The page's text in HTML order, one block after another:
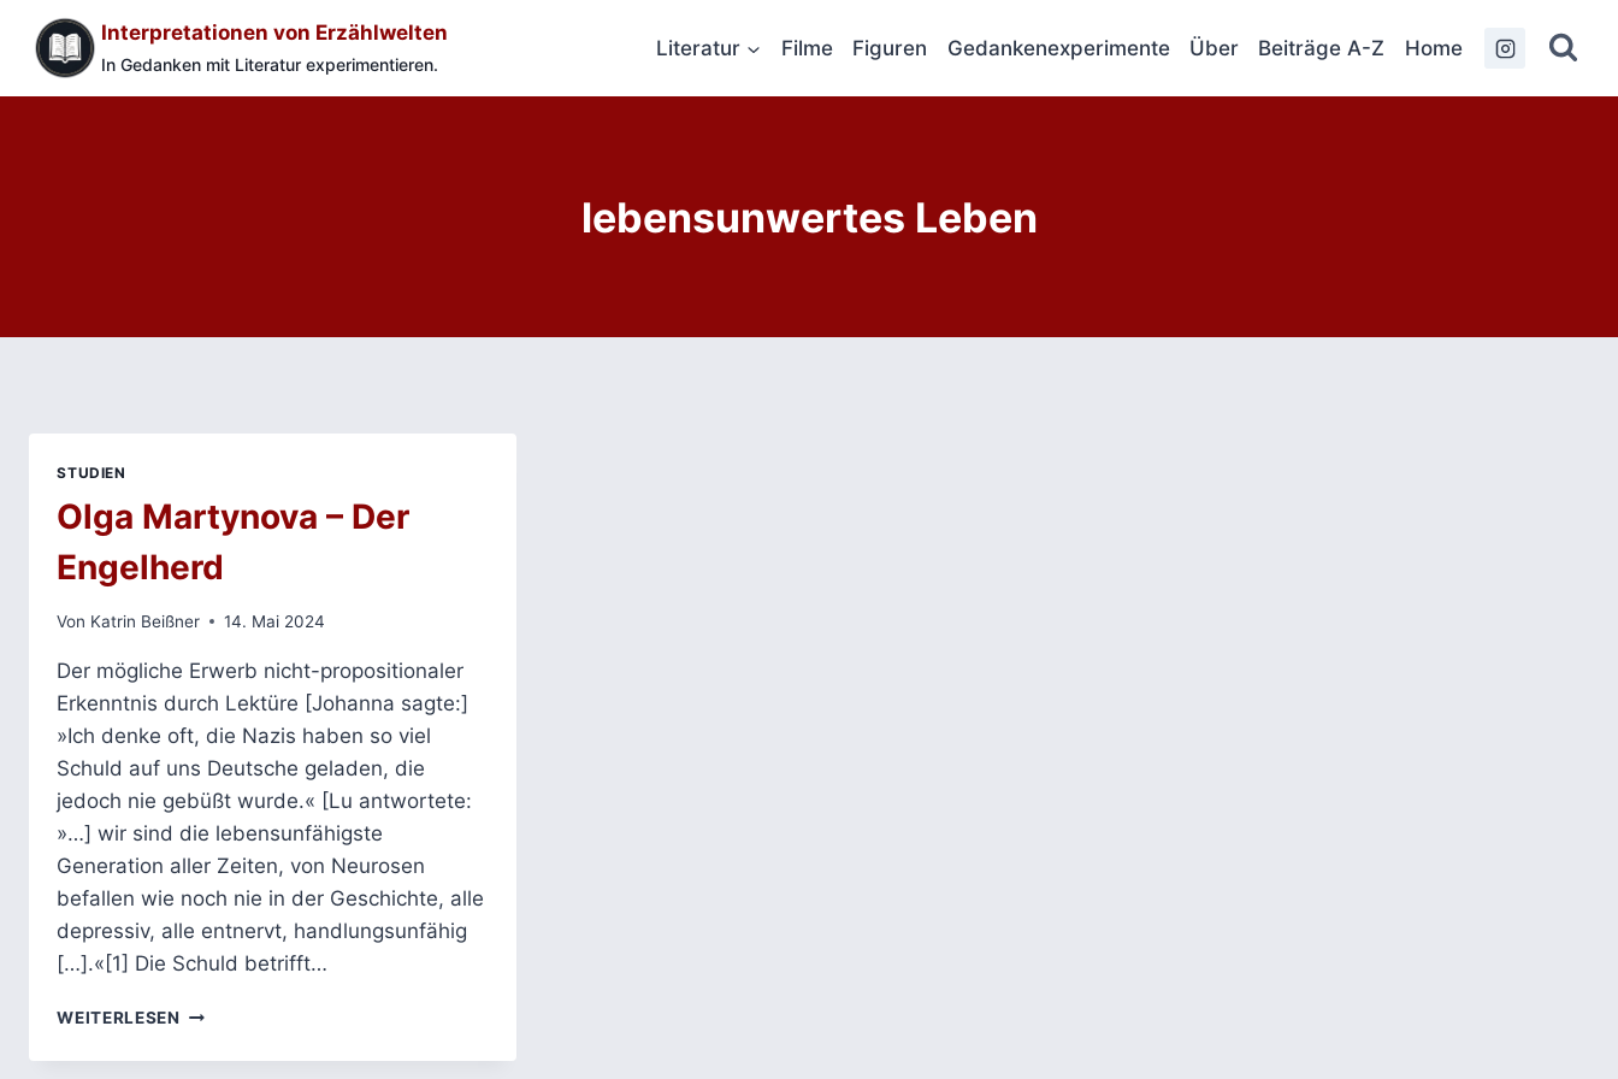
Inhalt
springen
Interpretationen von Erzählwelten
In Gedanken mit Literatur experimentieren.
Literatur Filme Figuren Gedankenexperimente Über Beiträge A-Z Home
lebensunwertes Leben
STUDIEN
Olga Martynova – Der
Engelherd
Von Katrin Beißner 14. Mai 2024
Der mögliche Erwerb nicht-propositionaler
Erkenntnis durch Lektüre [Johanna sagte:]
»Ich denke oft, die Nazis haben so viel
Schuld auf uns Deutsche geladen, die
jedoch nie gebüßt wurde.« [Lu antwortete:
»…] wir sind die lebensunfähigste
Generation aller Zeiten, von Neurosen
befallen wie noch nie in der Geschichte, alle
depressiv, alle entnervt, handlungsunfähig
[…].«[1] Die Schuld betrifft…
WEITERLESEN OLGA
–